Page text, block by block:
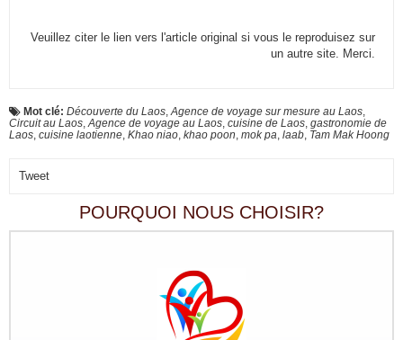
Veuillez citer le lien vers l'article original si vous le reproduisez sur
un autre site. Merci.
Mot clé: Découverte du Laos,Agence de voyage sur mesure au Laos,
Circuit au Laos,Agence de voyage au Laos, cuisine de Laos, gastronomie de
Laos, cuisine laotienne, Khao niao, khao poon, mok pa, laab, Tam Mak Hoong
Tweet
POURQUOI NOUS CHOISIR?